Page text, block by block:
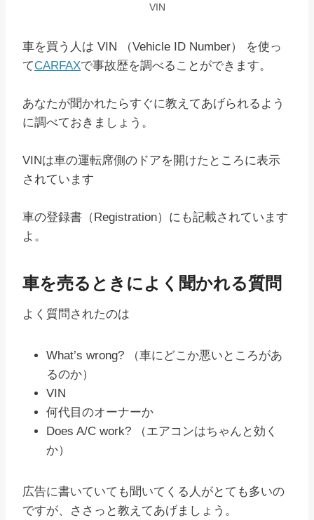
VIN
車を買う人は VIN （Vehicle ID Number） を使っ
てCARFAXで事故歴を調べることができます。
あなたが聞かれたらすぐに教えてあげられるよう
に調べておきましょう。
VINは車の運転席側のドアを開けたところに表示
されています
車の登録書（Registration）にも記載されています
よ。
車を売るときによく聞かれる質問
よく質問されたのは
What’s wrong? （車にどこか悪いところがあ
るのか）
VIN
何代目のオーナーか
Does A/C work? （エアコンはちゃんと効く
か）
広告に書いていても聞いてくる人がとても多いの
ですが、ささっと教えてあげましょう。